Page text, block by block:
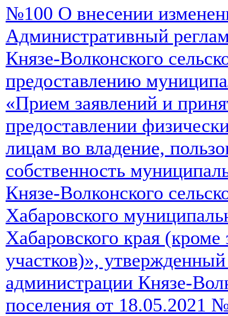
№100 О внесении
Административный
Князе-Волконского
предоставлению
«Прием заявлений и
предоставлении
лицам во владение,
собственность
Князе-Волконского
Хабаровского
Хабаровского края
участков)»,
администрации Князе-
поселения от 18.05.2021